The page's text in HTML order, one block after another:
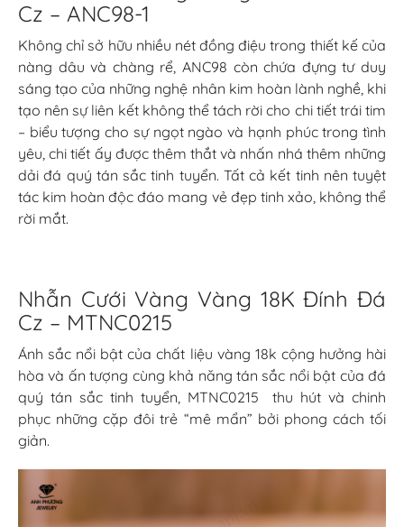
Cz – ANC98-1
Không chỉ sở hữu nhiều nét đồng điệu trong thiết kế của
nàng dâu và chàng rể, ANC98 còn chứa đựng tư duy
sáng tạo của những nghệ nhân kim hoàn lành nghề, khi
tạo nên sự liên kết không thể tách rời cho chi tiết trái tim
– biểu tượng cho sự ngọt ngào và hạnh phúc trong tình
yêu, chi tiết ấy được thêm thắt và nhấn nhá thêm những
dải đá quý tán sắc tinh tuyển. Tất cả kết tinh nên tuyệt
tác kim hoàn độc đáo mang vẻ đẹp tinh xảo, không thể
rời mắt.
Nhẫn Cưới Vàng Vàng 18K Đính Đá
Cz – MTNC0215
Ánh sắc nổi bật của chất liệu vàng 18k cộng hưởng hài
hòa và ấn tượng cùng khả năng tán sắc nổi bật của đá
quý tán sắc tinh tuyển, MTNC0215 thu hút và chinh
phục những cặp đôi trẻ “mê mẩn” bởi phong cách tối
giản.